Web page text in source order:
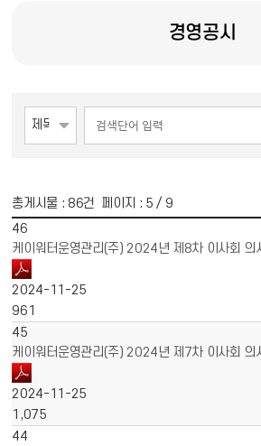
경영공시
총게시물 : 86건 페이지 : 5 / 9
46
케이워터운영관리(주) 2024년 제8차 이사회 의
2024-11-25
961
45
케이워터운영관리(주) 2024년 제7차 이사회 의
2024-11-25
1,075
44